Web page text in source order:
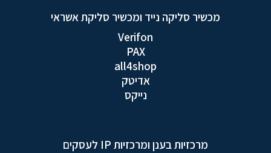
מכשיר סליקה נייד ומכשיר סליקת אשראי
Verifon
PAX
all4shop
אדיטק
נייקס
מרכזיות בענן ומרכזיות IP לעסקים